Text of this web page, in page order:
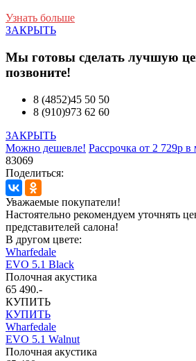
Узнать больше
ЗАКРЫТЬ
Мы готовы сделать лучшую
позвоните!
8 (4852)45 50 50
8 (910)973 62 60
ЗАКРЫТЬ
Можно дешевле! Рассрочка от 2 729р в
83069
Поделиться:
Уважаемые покупатели!
Настоятельно рекомендуем уточнять
представителей салона!
В другом цвете:
Wharfedale
EVO 5.1 Black
Полочная акустика
65 490.-
КУПИТЬ
КУПИТЬ
Wharfedale
EVO 5.1 Walnut
Полочная акустика